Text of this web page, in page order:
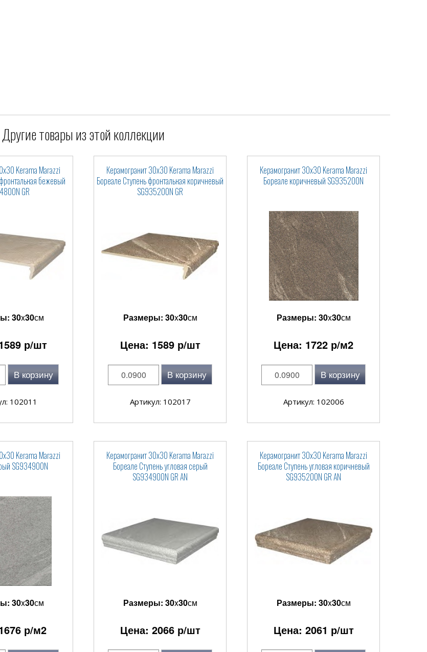
Другие товары из этой коллекции
Kerama Marazzi
бежевый
GR
30x30см
р/шт
В корзину
102011
Керамогранит 30x30 Kerama Marazzi
Бореале Ступень фронтальная коричневый
SG935200N GR
Размеры: 30x30см
Цена: 1589р/шт
В корзину
Артикул: 102017
Керамогранит 30x30 Kerama Marazzi
Бореале коричневый SG935200N
Размеры: 30x30см
Цена: 1722 р/м2
В корзину
Артикул: 102006
Kerama Marazzi
SG934900N
30x30см
р/м2
Керамогранит 30x30 Kerama Marazzi
Бореале Ступень угловая серый
SG934900N GR AN
Размеры: 30x30см
Цена: 2066р/шт
Керамогранит 30x30 Kerama Marazzi
Бореале Ступень угловая коричневый
SG935200N GR AN
Размеры: 30x30см
Цена: 2061 р/шт